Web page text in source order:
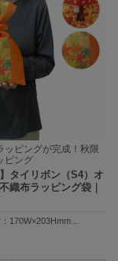
ッピングが完成！秋限
ピング
】タイリボン（S4）オ
織布ラッピング袋｜
170W×203Hmm